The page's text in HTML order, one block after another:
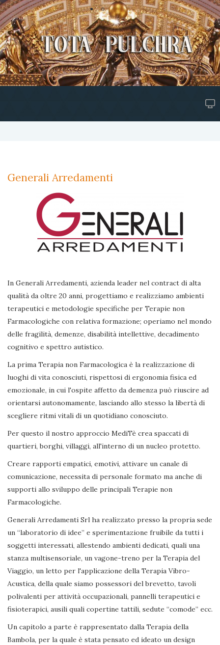
Generali Arredamenti
In Generali Arredamenti, azienda leader nel contract di alta
qualità da oltre 20 anni, progettiamo e realizziamo ambienti
terapeutici e metodologie specifiche per Terapie non
Farmacologiche con relativa formazione; operiamo nel mondo
delle fragilità, demenze, disabilità intellettive, decadimento
cognitivo e spettro autistico.
La prima Terapia non Farmacologica è la realizzazione di
luoghi di vita conosciuti, rispettosi di ergonomia fisica ed
emozionale, in cui l'ospite affetto da demenza può riuscire ad
orientarsi autonomamente, lasciando allo stesso la libertà di
scegliere ritmi vitali di un quotidiano conosciuto.
Per questo il nostro approccio MediTè crea spaccati di
quartieri, borghi, villaggi, all'interno di un nucleo protetto.
Creare rapporti empatici, emotivi, attivare un canale di
comunicazione, necessita di personale formato ma anche di
supporti allo sviluppo delle principali Terapie non
Farmacologiche.
Generali Arredamenti Srl ha realizzato presso la propria sede
un “laboratorio di idee” e sperimentazione fruibile da tutti i
soggetti interessati, allestendo ambienti dedicati, quali una
stanza multisensoriale, un vagone-treno per la Terapia del
Viaggio, un letto per l'applicazione della Terapia Vibro-
Acustica, della quale siamo possessori del brevetto, tavoli
polivalenti per attività occupazionali, pannelli terapeutici e
fisioterapici, ausili quali copertine tattili, sedute “comode” ecc.
Un capitolo a parte è rappresentato dalla Terapia della
Bambola, per la quale è stata pensato ed ideato un design